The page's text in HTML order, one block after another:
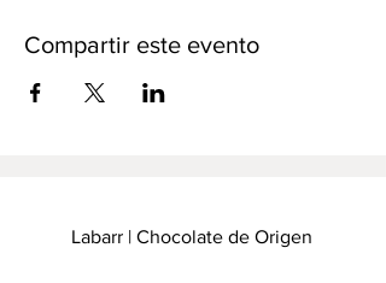
Compartir este evento
Labarr | Chocolate de Origen